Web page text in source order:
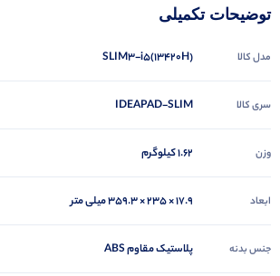
توضیحات تکمیلی
مدل کالا (13420H)SLIM3-i5
سری کالا IDEAPAD-SLIM
وزن 1.62 کیلوگرم
ابعاد ‎۳۵۹.۳ × ۲۳۵ × ۱۷.۹ میلی متر
جنس بدنه پلاستیک مقاوم ABS